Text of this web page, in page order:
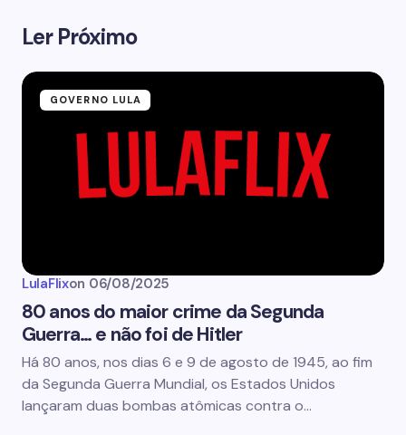
Ler Próximo
GOVERNO LULA
LulaFlixon 06/08/2025
80 anos do maior crime da Segunda
Guerra… e não foi de Hitler
Há 80 anos, nos dias 6 e 9 de agosto de 1945, ao fim
da Segunda Guerra Mundial, os Estados Unidos
lançaram duas bombas atômicas contra o…